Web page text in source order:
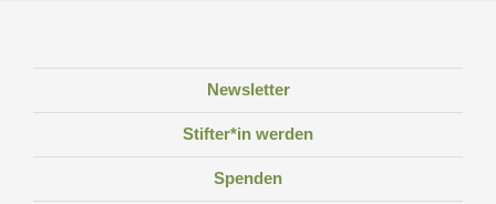
Newsletter
Stifter*in werden
Spenden